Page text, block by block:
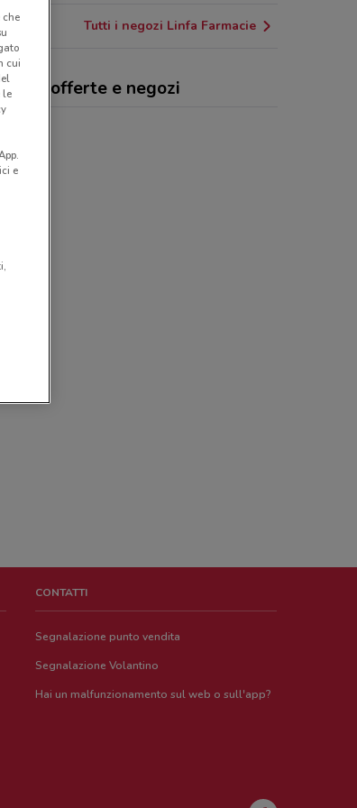
Tutti i negozi Linfa Farmacie
offerte e negozi
CONTATTI
Segnalazione punto vendita
Segnalazione Volantino
Hai un malfunzionamento sul web o sull'app?
che
cui
le
e